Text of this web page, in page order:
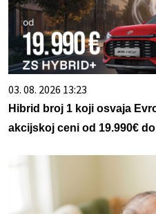
03. 08. 2026 13:23
Hibrid broj 1 koji osvaja
akcijskoj ceni od 19.990€ do